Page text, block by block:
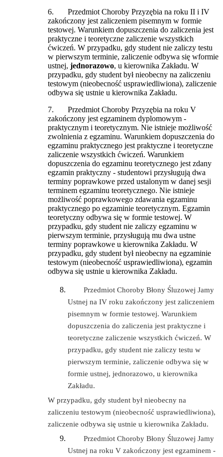
6. Przedmiot Choroby Przyzębia na roku II i IV
zakończony jest zaliczeniem pisemnym w formie
testowej. Warunkiem dopuszczenia do zaliczenia jest
praktyczne i teoretyczne zaliczenie wszystkich
ćwiczeń. W przypadku, gdy student nie zaliczy testu
w pierwszym terminie, zaliczenie odbywa się wformie
ustnej, jednorazowo, u kierownika Zakładu. W
przypadku, gdy student był nieobecny na zaliczeniu
testowym (nieobecność usprawiedliwiona), zaliczenie
odbywa się ustnie u kierownika Zakładu.
7. Przedmiot Choroby Przyzębia na roku V
zakończony jest egzaminem dyplomowym -
praktycznym i teoretycznym. Nie istnieje możliwość
zwolnienia z egzaminu. Warunkiem dopuszczenia do
egzaminu praktycznego jest praktyczne i teoretyczne
zaliczenie wszystkich ćwiczeń. Warunkiem
dopuszczenia do egzaminu teoretycznego jest zdany
egzamin praktyczny - studentowi przysługują dwa
terminy poprawkowe przed ustalonym w danej sesji
terminem egzaminu teoretycznego. Nie istnieje
możliwość poprawkowego zdawania egzaminu
praktycznego po egzaminie teoretycznym. Egzamin
teoretyczny odbywa się w formie testowej. W
przypadku, gdy student nie zaliczy egzaminu w
pierwszym terminie, przysługują mu dwa ustne
terminy poprawkowe u kierownika Zakładu. W
przypadku, gdy student był nieobecny na egzaminie
testowym (nieobecność usprawiedliwiona), egzamin
odbywa się ustnie u kierownika Zakładu.
Przedmiot Choroby Błony Śluzowej Jamy
Ustnej na IV roku zakończony jest zaliczeniem
pisemnym w formie testowej. Warunkiem
dopuszczenia do zaliczenia jest praktyczne i
teoretyczne zaliczenie wszystkich ćwiczeń. W
przypadku, gdy student nie zaliczy testu w
pierwszym terminie, zaliczenie odbywa się w
formie ustnej, jednorazowo, u kierownika
Zakładu.
W przypadku, gdy student był nieobecny na
zaliczeniu testowym (nieobecność usprawiedliwiona),
zaliczenie odbywa się ustnie u kierownika Zakładu.
Przedmiot Choroby Błony Śluzowej Jamy
Ustnej na roku V zakończony jest egzaminem -